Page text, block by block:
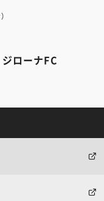
ジローナFC